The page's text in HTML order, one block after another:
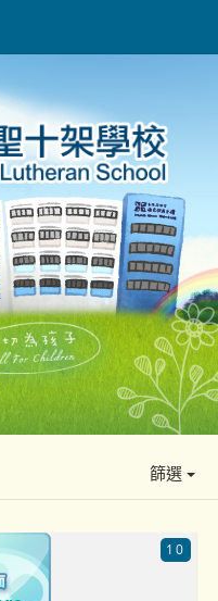
篩選
10